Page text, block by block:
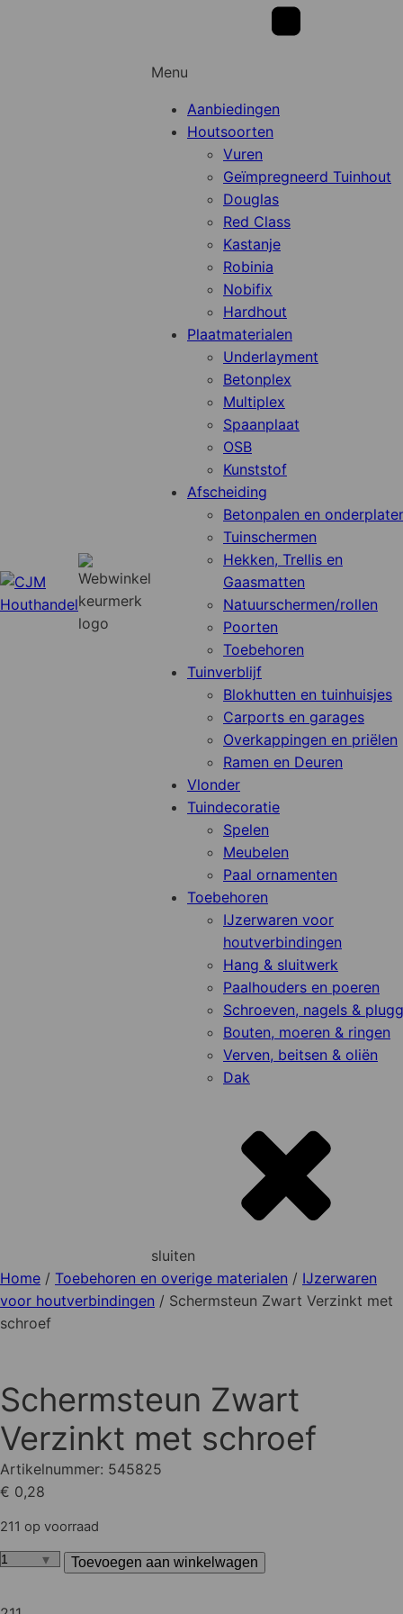
Menu
Aanbiedingen
Houtsoorten
Vuren
Geïmpregneerd Tuinhout
Douglas
Red Class
Kastanje
Robinia
Nobifix
Hardhout
Plaatmaterialen
Underlayment
Betonplex
Multiplex
Spaanplaat
OSB
Kunststof
Afscheiding
Betonpalen en
Tuinschermen
Hekken, Trellis en
Gaasmatten
Natuurschermen/rollen
Poorten
Toebehoren
Tuinverblijf
Blokhutten en tuinhuisjes
Carports en garages
Overkappingen en priëlen
Ramen en Deuren
Vlonder
Tuindecoratie
Spelen
Meubelen
Paal ornamenten
Toebehoren
IJzerwaren voor
houtverbindingen
Hang & sluitwerk
Paalhouders en poeren
Schroeven, nagels &
Bouten, moeren & ringen
Verven, beitsen & oliën
Dak
sluiten
Home / Toebehoren en overige materialen / IJzerwaren
voor houtverbindingen / Schermsteun Zwart Verzinkt met
schroef
Schermsteun Zwart
Verzinkt met schroef
Artikelnummer: 545825
€ 0,28
211 op voorraad
SchermsteunToevoegen aan winkelwagen